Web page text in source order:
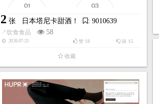
2 张 日本塔尼卡甜酒！ : 9010639
↗饮食食品 58
2026-07-23 踩 15
赞18
收藏